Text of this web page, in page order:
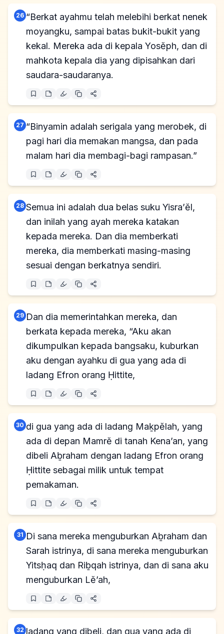
26 “Berkat ayahmu telah melebihi berkat nenek
moyangku, sampai batas bukit-bukit yang
kekal. Mereka ada di kepala Yosĕph, dan di
mahkota kepala dia yang dipisahkan dari
saudara-saudaranya.
27 “Binyamin adalah serigala yang merobek, di
pagi hari dia memakan mangsa, dan pada
malam hari dia membagi-bagi rampasan.”
28 Semua ini adalah dua belas suku Yisra’ĕl,
dan inilah yang ayah mereka katakan
kepada mereka. Dan dia memberkati
mereka, dia memberkati masing-masing
sesuai dengan berkatnya sendiri.
29 Dan dia memerintahkan mereka, dan
berkata kepada mereka, “Aku akan
dikumpulkan kepada bangsaku, kuburkan
aku dengan ayahku di gua yang ada di
ladang Efron orang Ḥittite,
30 di gua yang ada di ladang Maḵpĕlah, yang
ada di depan Mamrĕ di tanah Kena’an, yang
dibeli Aḇraham dengan ladang Efron orang
Ḥittite sebagai milik untuk tempat
pemakaman.
31 Di sana mereka menguburkan Aḇraham dan
Sarah istrinya, di sana mereka menguburkan
Yitsḥaq dan Riḇqah istrinya, dan di sana aku
menguburkan Lĕ’ah,
32 ladang yang dibeli, dan gua yang ada di